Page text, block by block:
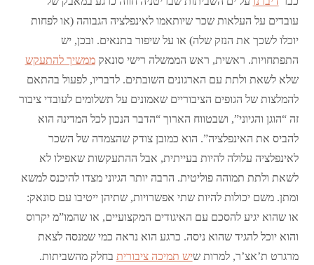
עובדים על העלאות שכר שיותאמו לאינפלציה הגבוהה (או לפחות
יוכלו לשכך את הנזק שלה) או על שיפור בתנאים. ובכן, יש
התפתחויות. ראשית, ראש הממשלה רישי סונאקממשיך להתעקש
שלא לשאת ולתת עם הארגונים השובתים. לדבריו, לפעול בהתאם
להמלצות של הגופים הציבוריים שאמונים על תשלומים לעובדי ציבור
זה “הוגן והגיוני”, ושבטווח הארוך “הדבר הנכון לכל המדינה הוא
להביס את האינפלציה”. הוא כמובן צודק שהצמדה של השכר
לאינפלציה עלולה להיות בעייתית, אבל ההתעקשות שאפילו לא
לשאת ולתת תמוהה פוליטית. הרבה יותר הגיוני מצדו להיכנס למשא
ומתן. משם יכולות להיות שתי אפשרויות, שתיהן ייטיבו עם סונאק:
או שהוא יגיע להסכם עם האיגודים המקצועיים, או שהמו”מ יקרוס
והוא יוכל להגיד שהוא ניסה. כרגע הוא נראה כמי שמנסה לצאת
מרגרט ת’אצ’ר, למרות שיש תמיכה ציבורית בחלק מהשביתות.